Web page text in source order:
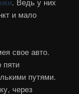
и мало
свое авто.
пяти
путями.
через